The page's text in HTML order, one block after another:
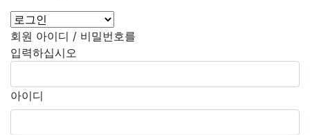
회원 아이디 / 비밀번호를
입력하십시오
아이디